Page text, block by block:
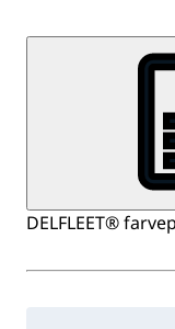
DELFLEET®